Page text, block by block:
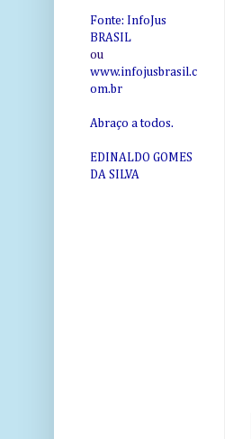
Fonte: InfoJus
BRASIL
ou
www.infojusbrasil.c
om.br
Abraço a todos.
EDINALDO GOMES
DA SILVA